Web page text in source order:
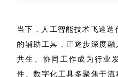
当下，人工智能技术飞速
的辅助工具，正逐步深度
共生、协同工作成为行业
件、数字化工具多聚焦于